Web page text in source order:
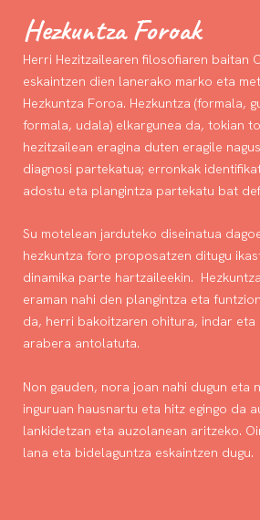
Hezkuntza Foroak
Herri Hezitzailearen filosofiaren baitan
eskaintzen dien lanerako marko eta
Hezkuntza Foroa. Hezkuntza (formala,
formala, udala) elkargunea da, tokian
hezitzailean eragina duten eragile
diagnosi partekatua; erronkak
adostu eta plangintza partekatu bat
Su motelean jarduteko diseinatua
hezkuntza foro proposatzen ditugu
dinamika parte hartzaileekin.
eraman nahi den plangintza eta
da, herri bakoitzaren ohitura, indar eta
arabera antolatuta.
Non gauden, nora joan nahi dugun eta
inguruan hausnartu eta hitz egingo da
lankidetzan eta auzolanean aritzeko.
lana eta bidelaguntza eskaintzen dugu.